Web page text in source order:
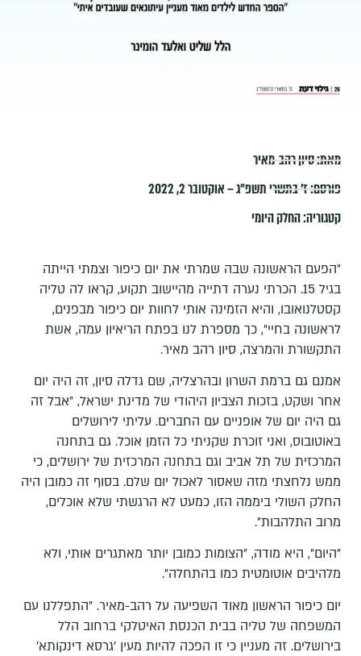
מאת:סיון רהב-מאיר
פורסם:ז׳ בתשרי תשפ״ג – אוקטובר 2, 2022
קטגוריה:החלק היומי
״הפעם הראשונה שבה שמרתי את יום כיפור וצמתי הייתה
בגיל 15. הכרתי נערה דתייה מהיישוב תקוע, קראו לה טליה
קסטלנואובו, והיא הזמינה אותי לחוות יום כיפור מבפנים,
לראשונה בחיי״, כך מספרת לנו בפתח הריאיון עמה, אשת
התקשורת והמרצה, סיון רהב מאיר.
אמנם גם ברמת השרון ובהרצליה, שם גדלה סיון, זה היה יום
אחר ושקט, בזכות הצביון היהודי של מדינת ישראל, ״אבל זה
גם היה יום של אופניים עם החברים. עליתי לירושלים
באוטובוס, ואני זוכרת שקניתי כל הזמן אוכל. גם בתחנה
המרכזית של תל אביב וגם בתחנה המרכזית של ירושלים, כי
ממש נלחצתי מזה שאסור לאכול יום שלם. בסוף זה כמובן היה
החלק השולי ביממה הזו, כמעט לא הרגשתי שלא אוכלים,
מרוב התלהבות״.
״היום״, היא מודה, ״הצומות כמובן יותר מאתגרים אותי, ולא
מלהיבים אוטומטית כמו בהתחלה״.
יום כיפור הראשון מאוד השפיעה על רהב-מאיר. ״התפללנו עם
המשפחה של טליה בבית הכנסת האיטלקי ברחוב הלל
בירושלים. זה מעניין כי זו הפכה להיות מעין ׳גרסא דינקותא׳